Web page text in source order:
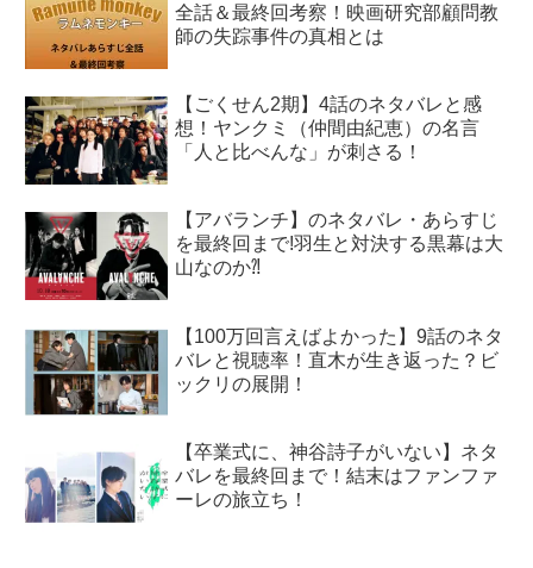
全話＆最終回考察！映画研究部顧問教
師の失踪事件の真相とは
【ごくせん2期】4話のネタバレと感
想！ヤンクミ（仲間由紀恵）の名言
「人と比べんな」が刺さる！
【アバランチ】のネタバレ・あらすじ
を最終回まで!羽生と対決する黒幕は大
山なのか⁈
【100万回言えばよかった】9話のネタ
バレと視聴率！直木が生き返った？ビ
ックリの展開！
【卒業式に、神谷詩子がいない】ネタ
バレを最終回まで！結末はファンファ
ーレの旅立ち！